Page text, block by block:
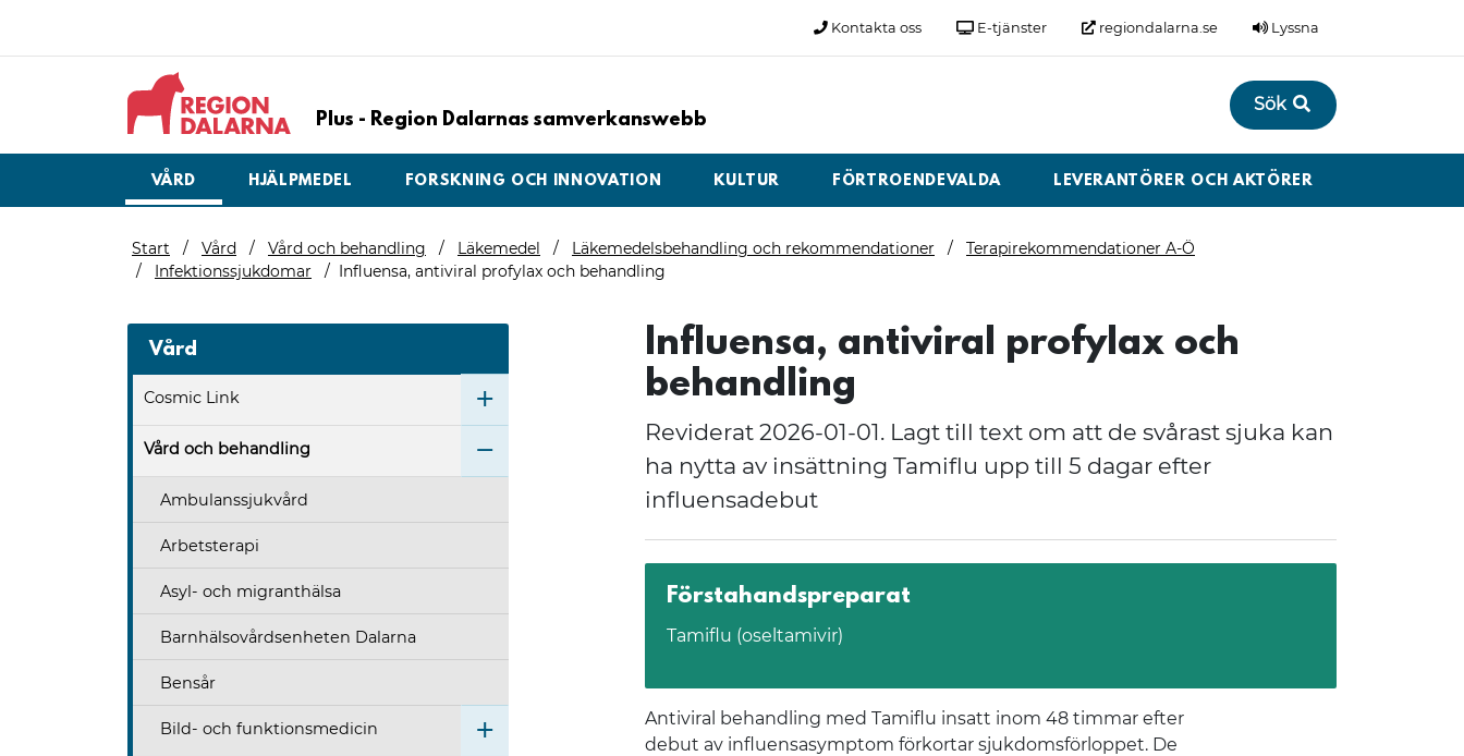
Kontakta oss E-tjänster regiondalarna.se Lyssna
Plus - Region Dalarnas samverkanswebb
Sök
VÅRD HJÄLPMEDEL FORSKNING OCH INNOVATION KULTUR FÖRTROENDEVALDA LEVERANTÖRER OCH AKTÖRER
Start Vård Vård och behandling Läkemedel Läkemedelsbehandling och rekommendationer
Terapirekommendationer A-Ö
Infektionssjukdomar
Influensa, antiviral profylax och behandling
Vård
Cosmic Link
Vård och behandling
Stäng undermeny för Vård och behandling
Ambulanssjukvård
Arbetsterapi
Asyl- och migranthälsa
Barnhälsovårdsenheten Dalarna
Bensår
Bild- och funktionsmedicin
Influensa, antiviral profylax och
behandling
Reviderat 2026-01-01. Lagt till text om att de svårast sjuka kan
ha nytta av insättning Tamiflu upp till 5 dagar efter
influensadebut
Förstahandspreparat
Tamiflu (oseltamivir)
Antiviral behandling med Tamiflu insatt inom 48 timmar efter
debut av influensasymptom förkortar sjukdomsförloppet. De